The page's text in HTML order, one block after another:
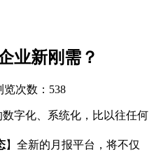
业新刚需？
次数： 538
字化、系统化，比以往任何
】全新的月报平台，将不仅